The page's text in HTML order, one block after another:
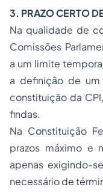
3. PRAZO CERTO
Na qualidade de
Comissões
a um limite
a definição de
constituição da
findas.
Na Constituição
prazos máximo e
apenas exigindo-
necessário de